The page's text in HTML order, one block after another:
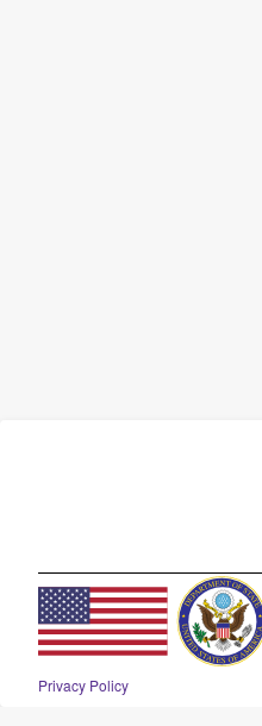
Privacy Policy